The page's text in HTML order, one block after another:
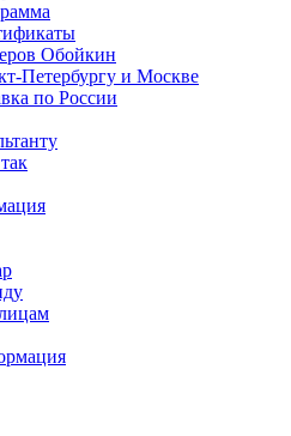
Обойкин
Петербургу и Москве
по России